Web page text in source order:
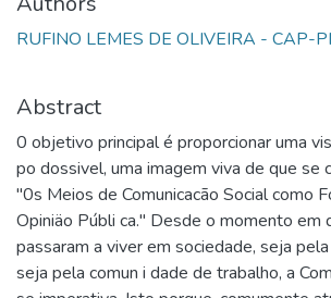
RUFINO LEMES DE OLIVEIRA - CAP-
Abstract
0 objetivo principal é proporcionar uma
po dossivel, uma imagem viva de que se
"0s Meios de Comunicacão Social como
Opiniäo Públi ca." Desde o momento em
passaram a viver em sociedade, seja
seja pela comun i dade de trabalho, a